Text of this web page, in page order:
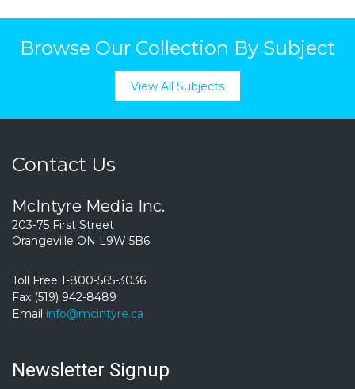
Browse Our Collection By Subject
View All Subjects
Contact Us
McIntyre Media Inc.
203-75 First Street
Orangeville ON L9W 5B6
Toll Free 1-800-565-3036
Fax (519) 942-8489
Email info@mcintyre.ca
Newsletter Signup